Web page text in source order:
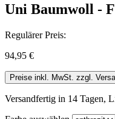
Uni Baumwoll -
Regulärer Preis:
94,95 €
Preise inkl. MwSt. zzgl.
Versandfertig in 14 Tagen,